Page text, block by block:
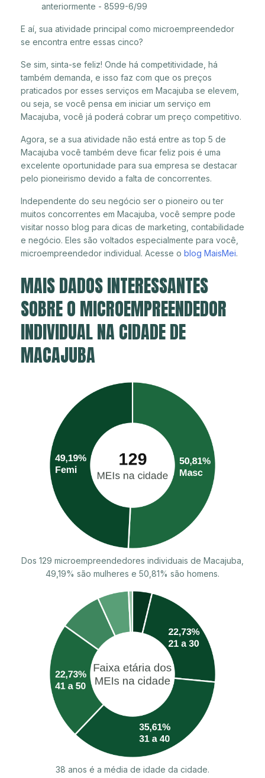
anteriormente - 8599-6/99
E aí, sua atividade principal como microempreendedor
se encontra entre essas cinco?
Se sim, sinta-se feliz! Onde há competitividade, há
também demanda, e isso faz com que os preços
praticados por esses serviços em Macajuba se elevem,
ou seja, se você pensa em iniciar um serviço em
Macajuba, você já poderá cobrar um preço competitivo.
Agora, se a sua atividade não está entre as top 5 de
Macajuba você também deve ficar feliz pois é uma
excelente oportunidade para sua empresa se destacar
pelo pioneirismo devido a falta de concorrentes.
Independente do seu negócio ser o pioneiro ou ter
muitos concorrentes em Macajuba, você sempre pode
visitar nosso blog para dicas de marketing, contabilidade
e negócio. Eles são voltados especialmente para você,
microempreendedor individual. Acesse o blog MaisMei.
MAIS DADOS INTERESSANTES
SOBRE O MICROEMPREENDEDOR
INDIVIDUAL NA CIDADE DE
MACAJUBA
Dos 129 microempreendedores individuais de Macajuba,
49,19% são mulheres e 50,81% são homens.
38 anos é a média de idade da cidade.